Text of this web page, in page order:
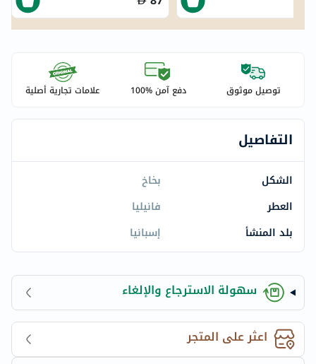
توصيل موثوق دفع آمن %100 علامات تجارية أصلية
التفاصيل
الشكل
بخاخ
العطر
فانيليا
بلد المنشأ
إسبانيا
سهولة الاسترجاع والإلغاء
اعثر على المتجر